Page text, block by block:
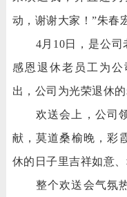
动，谢谢大家！”朱春
4月10日，是公
感恩退休老员工为
出，公司为光荣退休
欢送会上，公司
献，莫道桑榆晚，彩
休的日子里吉祥如意、
整个欢送会气氛